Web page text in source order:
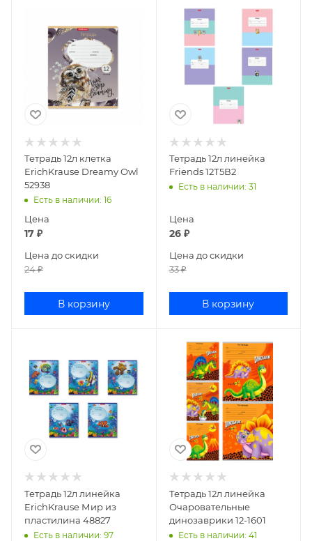
Тетрадь 12л клетка
ErichKrause Dreamy Owl
52938
Есть в наличии: 16
Цена
17 ₽
Цена до скидки
24₽
В корзину
Тетрадь 12л линейка
Friends 12Т5В2
Есть в наличии: 31
Цена
26₽
Цена до скидки
33₽
В корзину
Тетрадь 12л линейка
ErichKrause Мир из
пластилина 48827
Есть в наличии: 97
Тетрадь 12л линейка
Очаровательные
динозаврики 12-1601
Есть в наличии: 41